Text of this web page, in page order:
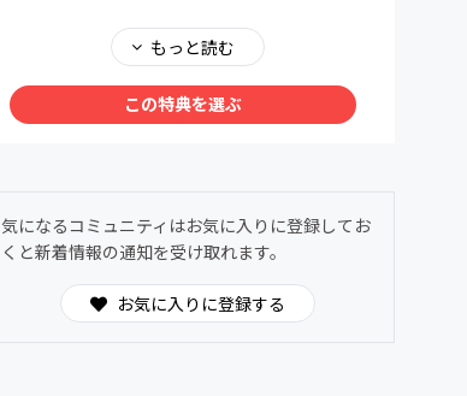
メンバー同士で、深く、安心して語り合える場
を用意しました。ヌーソロジーの世界観に共鳴
する仲間たちが集う24時間オープンの対話空
間。
もっと読む
この特典を選ぶ
気になるコミュニティはお気に入りに登録してお
くと新着情報の通知を受け取れます。
お気に入りに登録する